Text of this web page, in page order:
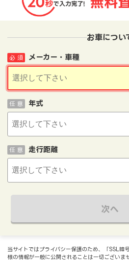
お車につい
メーカー・車種
必 須
年式
任 意
走行距離
任 意
次へ
当サイトではプライバシー保護のため、「SSL暗
様の情報が一般に公開されることは一切ございま